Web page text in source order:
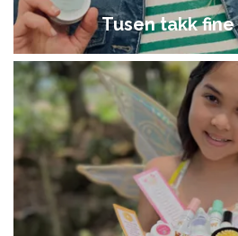
Tusen takk